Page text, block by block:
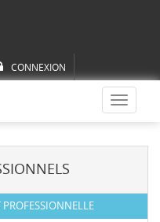
CONNEXION
Toggle